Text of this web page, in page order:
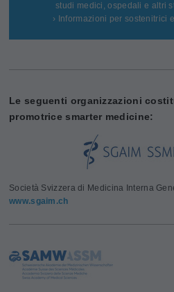
studi medici, ospedali e altri
› Informazioni per sostenitrici
Le seguenti organizzazioni
promotrice smarter medicine:
Società Svizzera di Medicina Interna
www.sgaim.ch